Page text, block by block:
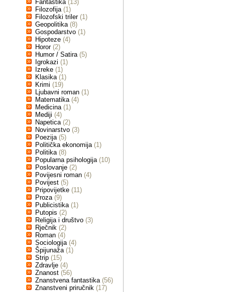
Fantastika (13)
Filozofija (1)
Filozofski triler (1)
Geopolitika (8)
Gospodarstvo (1)
Hipoteze (4)
Horor (2)
Humor / Satira (5)
Igrokazi (1)
Izreke (1)
Klasika (1)
Krimi (19)
Ljubavni roman (1)
Matematika (4)
Medicina (1)
Mediji (4)
Napetica (2)
Novinarstvo (3)
Poezija (5)
Politička ekonomija (1)
Politika (8)
Popularna psihologija (10)
Poslovanje (2)
Povijesni roman (4)
Povijest (5)
Pripovijetke (11)
Proza (9)
Publicistika (1)
Putopis (2)
Religija i društvo (3)
Rječnik (2)
Roman (4)
Sociologija (4)
Špijunaža (1)
Strip (15)
Zdravlje (4)
Znanost (56)
Znanstvena fantastika (56)
Znanstveni priručnik (17)